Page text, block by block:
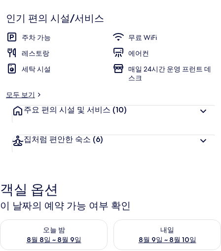
기
인기 편의 시설/서비스
주차 가능
무료 WiFi
레스토랑
에어컨
세탁 시설
매일 24시간 운영 프런트 데
스크
모두 보기
주요 편의 시설 및 서비스 (10)
집처럼 편안한 숙소 (6)
객실 옵션
이 날짜의 예약 가능 여부 확인
오늘 밤
8월 8일 ~ 8월 9일
오늘 밤 예약 가능 여부 확인, 8월 8일 ~ 8월 9일
내일
8월 9일 ~ 8월 10일
내일 예약 가능 여부 확인, 8월